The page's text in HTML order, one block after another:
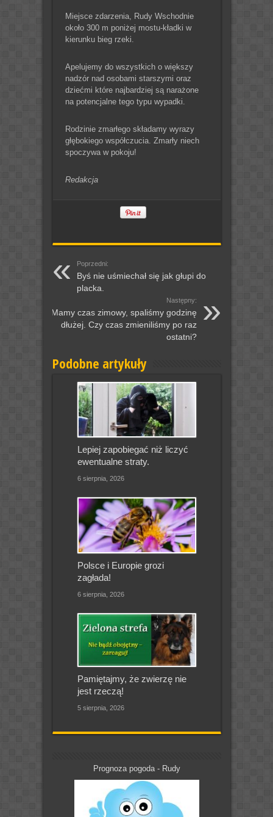
Miejsce zdarzenia, Rudy Wschodnie
około 300 m poniżej mostu-kładki w
kierunku bieg rzeki.
Apelujemy do wszystkich o większy
nadzór nad osobami starszymi oraz
dziećmi które najbardziej są narażone
na potencjalne tego typu wypadki.
Rodzinie zmarłego składamy wyrazy
głębokiego współczucia. Zmarły niech
spoczywa w pokoju!
Redakcja
Poprzedni:
Byś nie uśmiechał się jak głupi do
placka.
Następny:
Mamy czas zimowy, spaliśmy godzinę
dłużej. Czy czas zmieniliśmy po raz
ostatni?
Podobne artykuły
Lepiej zapobiegać niż liczyć
ewentualne straty.
6 sierpnia, 2026
Polsce i Europie grozi
zagłada!
6 sierpnia, 2026
Pamiętajmy, że zwierzę nie
jest rzeczą!
5 sierpnia, 2026
Prognoza pogoda - Rudy